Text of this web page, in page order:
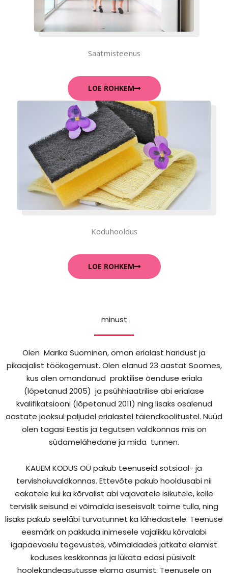
Saatmisteenus
LOE ROHKEM
Koduhooldus
LOE ROHKEM
minust
Olen Marika Suominen, oman erialast haridust ja
pikaajalist töökogemust. Olen elanud 23 aastat Soomes,
kus olen omandanud praktilise õenduse eriala
(lõpetanud 2005) ja psühhiaatrilise abi erialase
kvalifikatsiooni (lõpetanud 2011) ning lisaks osalenud
aastate jooksul paljudel erialastel täiendkoolitustel. Nüüd
olen tagasi Eestis ja tegutsen valdkonnas mis on
südamelähedane ja mida tunnen.
KAUEM KODUS OÜ pakub teenuseid sotsiaal- ja
tervishoiuvaldkonnas. Ettevõte pakub hooldusabi nii
eakatele kui ka kõrvalist abi vajavatele isikutele, kelle
tervislik seisund ei võimalda iseseisvalt toime tulla, ning
lisaks pakub seeläbi turvatunnet ka lähedastele. Teenuse
eesmärk on pakkuda inimesele vajalikku kõrvalabi
igapäevaelu tegevustes, võimaldades jätkata elamist
koduses keskkonnas ja lükata edasi püsivalt
hoolekandeasutusse elama asumist. Teenusele on